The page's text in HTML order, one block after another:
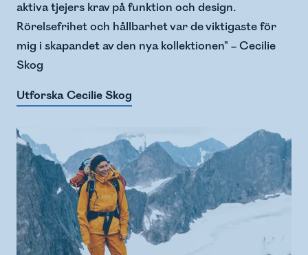
aktiva tjejers krav på funktion och design.
Rörelsefrihet och hållbarhet var de viktigaste för
mig i skapandet av den nya kollektionen" – Cecilie
Skog
Utforska Cecilie Skog